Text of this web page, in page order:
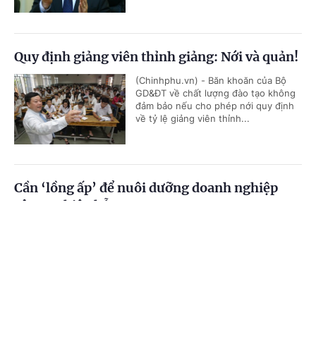
Quy định giảng viên thỉnh giảng: Nới và quản!
(Chinhphu.vn) - Băn khoăn của Bộ
GD&ĐT về chất lượng đào tạo không
đảm bảo nếu cho phép nới quy định
về tỷ lệ giảng viên thỉnh...
Cần ‘lồng ấp’ để nuôi dưỡng doanh nghiệp
công nghiệp hỗ trợ